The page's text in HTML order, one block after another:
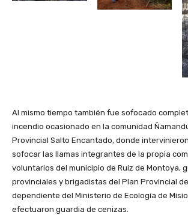
Al mismo tiempo también fue sofocado
incendio ocasionado en la comunidad
Provincial Salto Encantado, donde
sofocar las llamas integrantes de la propia
voluntarios del municipio de Ruiz de Montoya,
provinciales y brigadistas del Plan Provincial
dependiente del Ministerio de Ecología de
efectuaron guardia de cenizas.